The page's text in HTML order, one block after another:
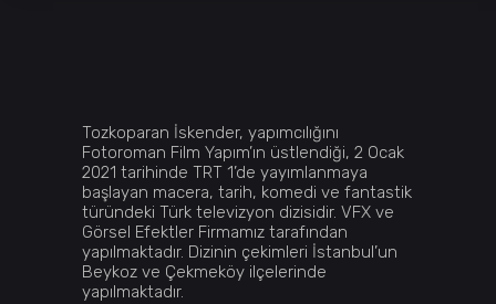
Tozkoparan İskender, yapımcılığını
Fotoroman Film Yapım’ın üstlendiği, 2 Ocak
2021 tarihinde TRT 1’de yayımlanmaya
başlayan macera, tarih, komedi ve fantastik
türündeki Türk televizyon dizisidir. VFX ve
Görsel Efektler Firmamız tarafından
yapılmaktadır. Dizinin çekimleri İstanbul’un
Beykoz ve Çekmeköy ilçelerinde
yapılmaktadır.